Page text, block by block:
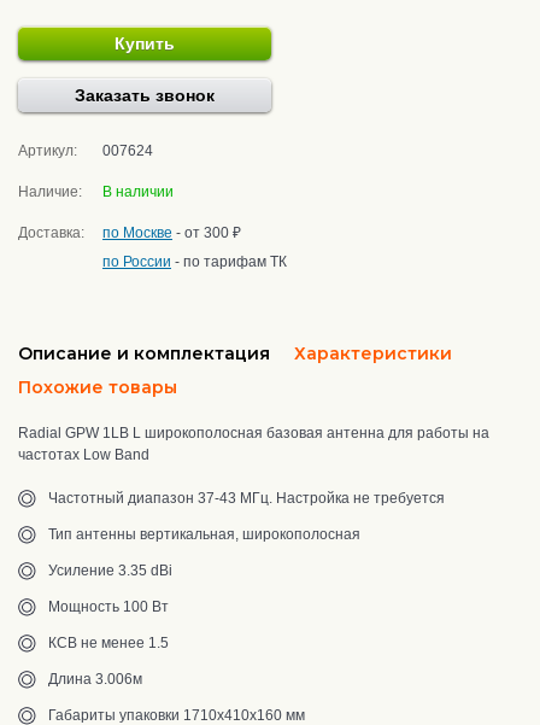
Купить
Заказать звонок
Артикул: 007624
Наличие: В наличии
Доставка: по Москве - от 300 ₽
по России - по тарифам ТК
Описание и комплектация
Характеристики
Похожие товары
Radial GPW 1LB L широкополосная базовая антенна для работы на
частотах Low Band
Частотный диапазон 37-43 МГц. Настройка не требуется
Тип антенны вертикальная, широкополосная
Усиление 3.35 dBi
Мощность 100 Вт
КСВ не менее 1.5
Длина 3.006м
Габариты упаковки 1710х410х160 мм